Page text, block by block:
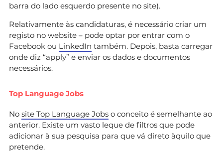
barra do lado esquerdo presente no site).
Relativamente às candidaturas, é necessário criar um
registo no website – pode optar por entrar com o
Facebook ou LinkedIn também. Depois, basta carregar
onde diz “apply” e enviar os dados e documentos
necessários.
Top Language Jobs
No site Top Language Jobs o conceito é semelhante ao
anterior. Existe um vasto leque de filtros que pode
adicionar à sua pesquisa para que vá direto àquilo que
pretende.